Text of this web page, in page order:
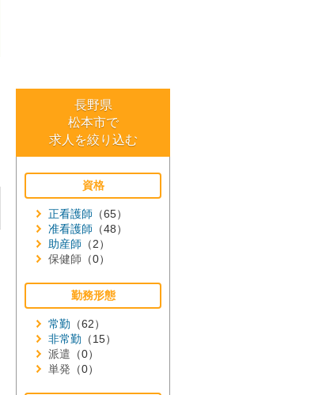
長野県
松本市で
求人を絞り込む
資格
正看護師 （65）
准看護師 （48）
助産師 （2）
保健師 （0）
勤務形態
常勤 （62）
非常勤 （15）
派遣 （0）
単発 （0）